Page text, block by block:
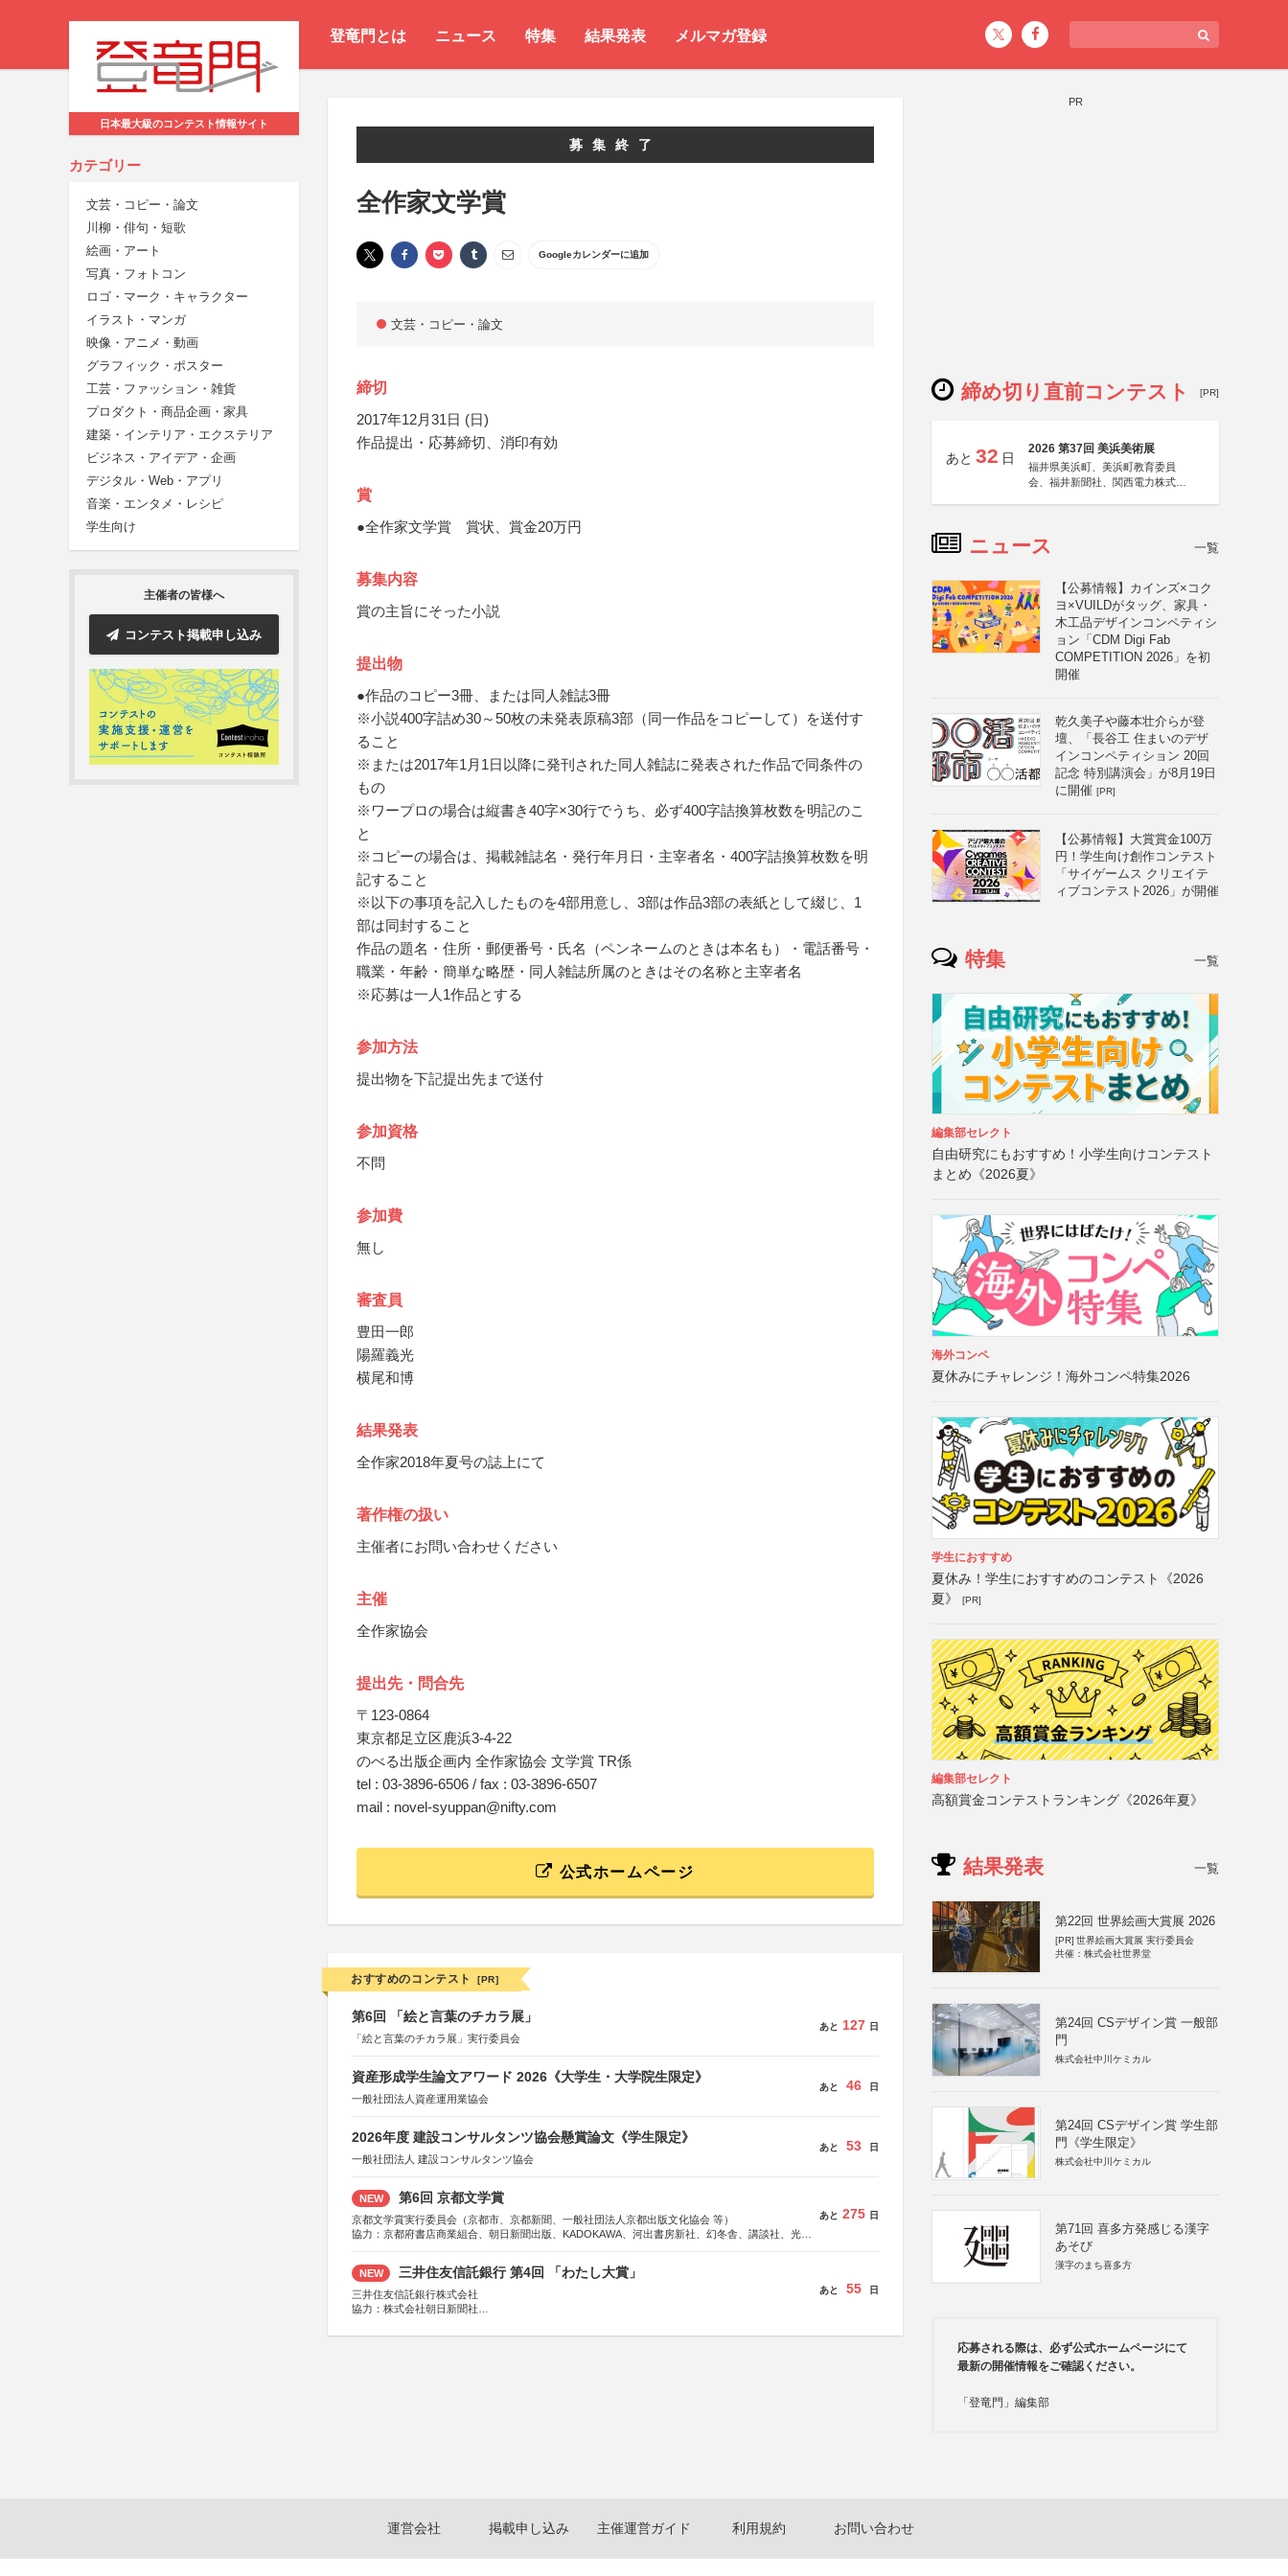
登竜門とは ニュース 特集 結果発表 メルマガ登録
日本最大級のコンテスト情報サイト
カテゴリー
文芸・コピー・論文
川柳・俳句・短歌
絵画・アート
写真・フォトコン
ロゴ・マーク・キャラクター
イラスト・マンガ
映像・アニメ・動画
グラフィック・ポスター
工芸・ファッション・雑貨
プロダクト・商品企画・家具
建築・インテリア・エクステリア
ビジネス・アイデア・企画
デジタル・Web・アプリ
音楽・エンタメ・レシピ
学生向け
主催者の皆様へ
コンテスト掲載申し込み
募集終了
全作家文学賞
Googleカレンダーに追加
文芸・コピー・論文
締切
2017年12月31日 (日)
作品提出・応募締切、消印有効
賞
●全作家文学賞 賞状、賞金20万円
募集内容
賞の主旨にそった小説
提出物
●作品のコピー3冊、または同人雑誌3冊
※小説400字詰め30～50枚の未発表原稿3部（同一作品をコピーして）を送付す
ること
※または2017年1月1日以降に発刊された同人雑誌に発表された作品で同条件の
もの
※ワープロの場合は縦書き40字×30行でうち、必ず400字詰換算枚数を明記のこ
と
※コピーの場合は、掲載雑誌名・発行年月日・主宰者名・400字詰換算枚数を明
記すること
※以下の事項を記入したものを4部用意し、3部は作品3部の表紙として綴じ、1
部は同封すること
作品の題名・住所・郵便番号・氏名（ペンネームのときは本名も）・電話番号・
職業・年齢・簡単な略歴・同人雑誌所属のときはその名称と主宰者名
※応募は一人1作品とする
参加方法
提出物を下記提出先まで送付
参加資格
不問
参加費
無し
審査員
豊田一郎
陽羅義光
横尾和博
結果発表
全作家2018年夏号の誌上にて
著作権の扱い
主催者にお問い合わせください
主催
全作家協会
提出先・問合先
〒123-0864
東京都足立区鹿浜3-4-22
のべる出版企画内 全作家協会 文学賞 TR係
tel : 03-3896-6506 / fax : 03-3896-6507
mail : novel-syuppan@nifty.com
公式ホームページ
おすすめのコンテスト [PR]
第6回 「絵と言葉のチカラ展」
「絵と言葉のチカラ展」実行委員会
あと 127 日
資産形成学生論文アワード 2026《大学生・大学院生限定》
一般社団法人資産運用業協会
あと 46 日
2026年度 建設コンサルタンツ協会懸賞論文《学生限定》
一般社団法人 建設コンサルタンツ協会
あと 53 日
NEW 第6回 京都文学賞
京都文学賞実行委員会（京都市、京都新聞、一般社団法人京都出版文化協会 等）
協力：京都府書店商業組合、朝日新聞出版、KADOKAWA、河出書房新社、幻冬舎、講談社、光文
研究所、双葉社、文藝春秋、ポプラ社、毎日新聞出版
あと 275 日
NEW 三井住友信託銀行 第4回 「わたし大賞」
三井住友信託銀行株式会社
協力：株式会社朝日新聞社
あと 55 日
PR
締め切り直前コンテスト [PR]
あと 32 日
2026 第37回 美浜美術展
福井県美浜町、美浜町教育委員
会、福井新聞社、関西電力株式会
ニュース 一覧
【公募情報】カインズ×コク
ヨ×VUILDがタッグ、家具・
木工品デザインコンペティシ
ョン「CDM Digi Fab
COMPETITION 2026」を初
開催
乾久美子や藤本壮介らが登
壇、「長谷工 住まいのデザ
インコンペティション 20回
記念 特別講演会」が8月19日
に開催 [PR]
【公募情報】大賞賞金100万
円！学生向け創作コンテスト
「サイゲームス クリエイテ
ィブコンテスト2026」が開催
特集 一覧
編集部セレクト
自由研究にもおすすめ！小学生向けコンテスト
まとめ《2026夏》
海外コンペ
夏休みにチャレンジ！海外コンペ特集2026
学生におすすめ
夏休み！学生におすすめのコンテスト《2026
夏》
[PR]
編集部セレクト
高額賞金コンテストランキング《2026年夏》
結果発表 一覧
第22回 世界絵画大賞展 2026
[PR] 世界絵画大賞展 実行委員会
共催：株式会社世界堂
第24回 CSデザイン賞 一般部
門
株式会社中川ケミカル
第24回 CSデザイン賞 学生部
門《学生限定》
株式会社中川ケミカル
第71回 喜多方発感じる漢字
あそび
漢字のまち喜多方
応募される際は、必ず公式ホームページにて
最新の開催情報をご確認ください。
「登竜門」編集部
運営会社 掲載申し込み 主催運営ガイド 利用規約 お問い合わせ